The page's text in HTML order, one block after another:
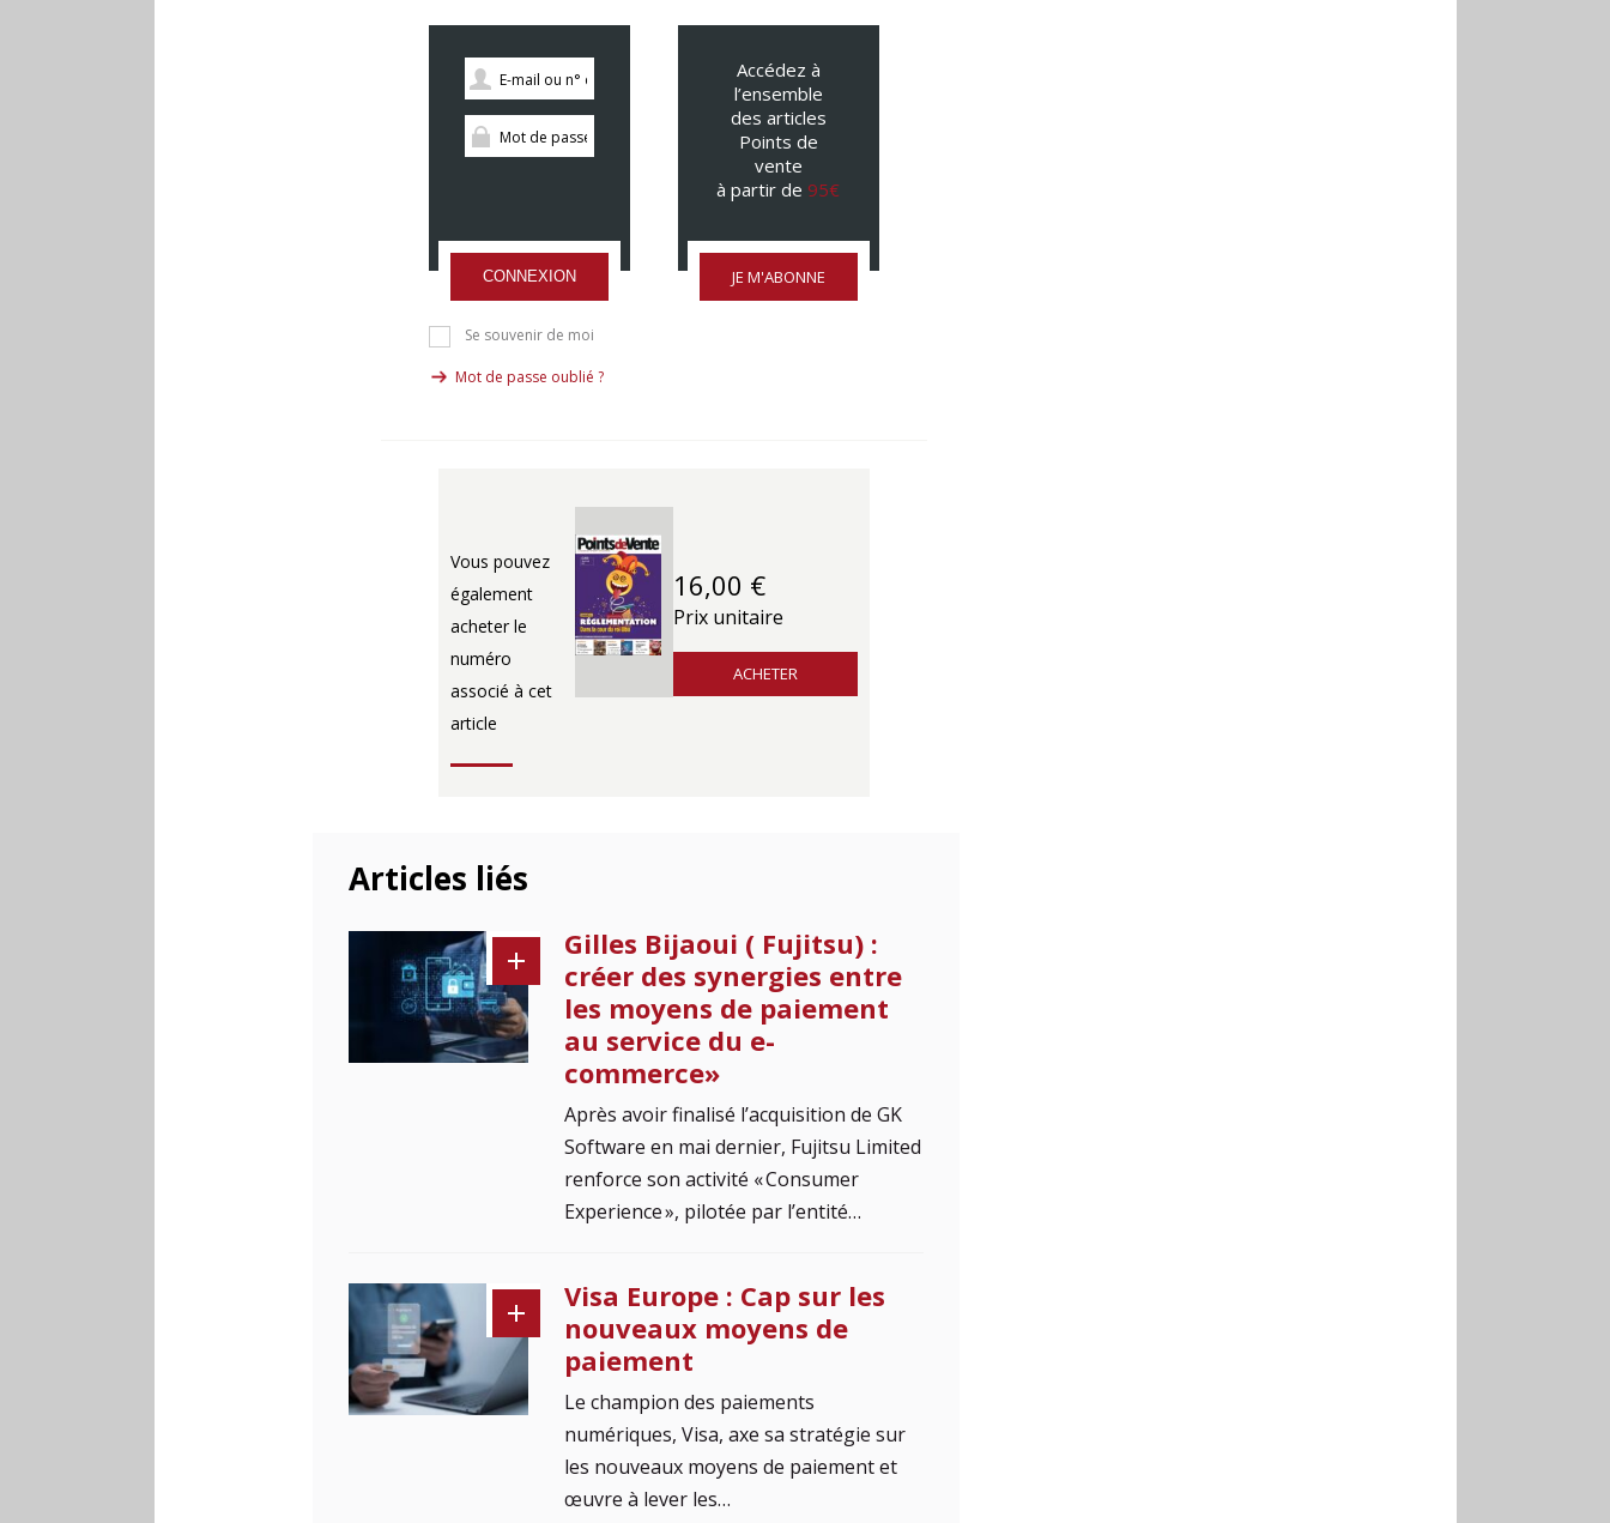
CONNEXION
Se souvenir de moi
Mot de passe oublié ?
Accédez à
l’ensemble
des articles
Points de
vente
à partir de 95€
JE M'ABONNE
Vous pouvez
également
acheter le
numéro
associé à cet
article
16,00 €
Prix unitaire
ACHETER
Articles liés
Gilles Bijaoui ( Fujitsu) :
créer des synergies entre
les moyens de paiement
au service du e-
commerce»
Après avoir finalisé l’acquisition de GK
Software en mai dernier, Fujitsu Limited
renforce son activité « Consumer
Experience », pilotée par l’entité…
Visa Europe : Cap sur les
nouveaux moyens de
paiement
Le champion des paiements
numériques, Visa, axe sa stratégie sur
les nouveaux moyens de paiement et
œuvre à lever les…